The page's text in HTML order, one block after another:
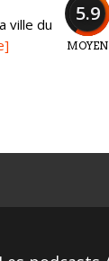
5.9
MOYEN
ville du